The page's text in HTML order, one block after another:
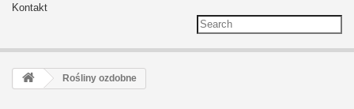
Kontakt
Rośliny ozdobne